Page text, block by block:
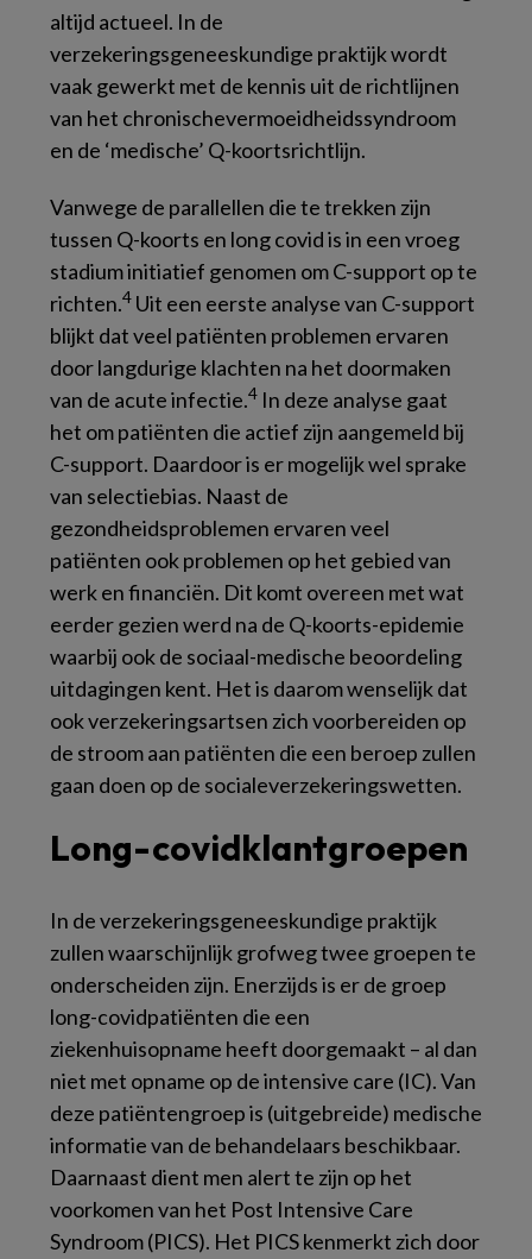
altijd actueel. In de
verzekeringsgeneeskundige praktijk wordt
vaak gewerkt met de kennis uit de richtlijnen
van het chronischevermoeidheidssyndroom
en de ‘medische’ Q-koortsrichtlijn.
Vanwege de parallellen die te trekken zijn
tussen Q-koorts en long covid is in een vroeg
stadium initiatief genomen om C-support op te
richten.4 Uit een eerste analyse van C-support
blijkt dat veel patiënten problemen ervaren
door langdurige klachten na het doormaken
van de acute infectie.4 In deze analyse gaat
het om patiënten die actief zijn aangemeld bij
C-support. Daardoor is er mogelijk wel sprake
van selectiebias. Naast de
gezondheidsproblemen ervaren veel
patiënten ook problemen op het gebied van
werk en financiën. Dit komt overeen met wat
eerder gezien werd na de Q-koorts-epidemie
waarbij ook de sociaal-medische beoordeling
uitdagingen kent. Het is daarom wenselijk dat
ook verzekeringsartsen zich voorbereiden op
de stroom aan patiënten die een beroep zullen
gaan doen op de socialeverzekeringswetten.
Long-covidklantgroepen
In de verzekeringsgeneeskundige praktijk
zullen waarschijnlijk grofweg twee groepen te
onderscheiden zijn. Enerzijds is er de groep
long-covidpatiënten die een
ziekenhuisopname heeft doorgemaakt – al dan
niet met opname op de intensive care (IC). Van
deze patiëntengroep is (uitgebreide) medische
informatie van de behandelaars beschikbaar.
Daarnaast dient men alert te zijn op het
voorkomen van het Post Intensive Care
Syndroom (PICS). Het PICS kenmerkt zich door